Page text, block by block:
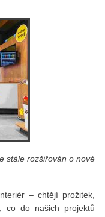
stále rozšiřován o nové
– chtějí prožitek,
co do našich projektů